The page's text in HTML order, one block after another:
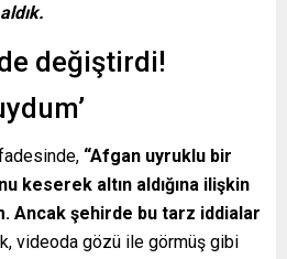
değiştirdi!
“Afgan uyruklu bir
keserek altın aldığına ilişkin
Ancak şehirde bu tarz iddialar
videoda gözü ile görmüş gibi